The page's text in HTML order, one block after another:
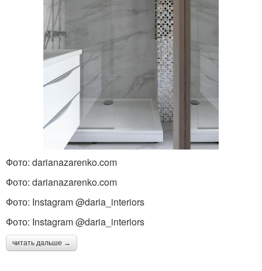
Фото: darianazarenko.com
Фото: darianazarenko.com
Фото: Instagram @daria_interiors
Фото: Instagram @daria_interiors
читать дальше →